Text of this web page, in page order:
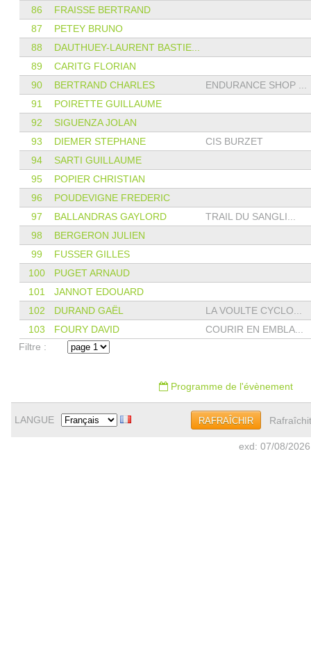
86
FRAISSE BERTRAND
87
PETEY BRUNO
88
DAUTHUEY-LAURENT BASTIE...
89
CARITG FLORIAN
90
BERTRAND CHARLES
ENDURANCE SHOP ...
91
POIRETTE GUILLAUME
92
SIGUENZA JOLAN
93
DIEMER STEPHANE
CIS BURZET
94
SARTI GUILLAUME
95
POPIER CHRISTIAN
96
POUDEVIGNE FREDERIC
97
BALLANDRAS GAYLORD
TRAIL DU SANGLI...
98
BERGERON JULIEN
99
FUSSER GILLES
100
PUGET ARNAUD
101
JANNOT EDOUARD
102
DURAND GAËL
LA VOULTE CYCLO...
103
FOURY DAVID
COURIR EN EMBLA...
Filtre :
Programme de l'évènement
LANGUE RAFRAÎCHIR
exd: 07/08/